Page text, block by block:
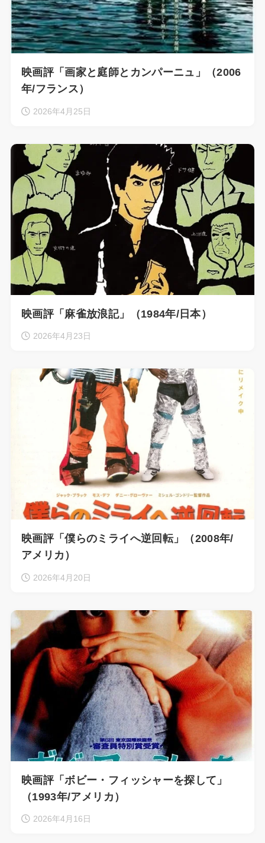
映画評「画家と庭師とカンパーニュ」（2006
年/フランス）
2026年4月25日
映画評「麻雀放浪記」（1984年/日本）
2026年4月23日
映画評「僕らのミライへ逆回転」（2008年/
アメリカ）
2026年4月20日
映画評「ボビー・フィッシャーを探して」
（1993年/アメリカ）
2026年4月16日